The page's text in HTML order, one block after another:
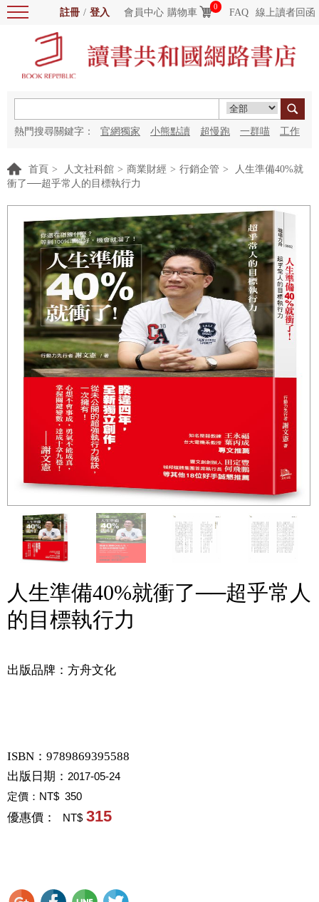
註冊 / 登入 會員中心 購物車
0
FAQ 線上讀者回函
熱門搜尋關鍵字： 官網獨家 小熊點讀 超慢跑 一群喵 工作
首頁 > 人文社科館 > 商業財經 > 行銷企管 >
人生準備40%就
衝了──超乎常人的目標執行力
人生準備40%就衝了──超乎常人
的目標執行力
出版品牌：方舟文化
ISBN：9789869395588
出版日期： 2017-05-24
定價： NT$ 350
優惠價： NT$ 315